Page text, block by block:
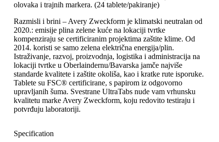
olovaka i trajnih markera. (24 tablete/pakiranje)
Razmisli i brini – Avery Zweckform je klimatski neutralan od
2020.: emisije plina zelene kuće na lokaciji tvrtke
kompenziraju se certificiranim projektima zaštite klime. Od
2014. koristi se samo zelena električna energija/plin.
Istraživanje, razvoj, proizvodnja, logistika i administracija na
lokaciji tvrtke u Oberlaindernu/Bavarska jamče najviše
standarde kvalitete i zaštite okoliša, kao i kratke rute isporuke.
Tablete su FSC® certificirane, s papirom iz odgovorno
upravljanih šuma. Svestrane UltraTabs nude vam vrhunsku
kvalitetu marke Avery Zweckform, koju redovito testiraju i
potvrđuju laboratoriji.
Specification